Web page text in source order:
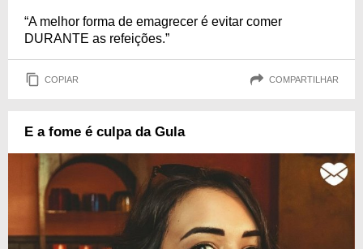
“A melhor forma de emagrecer é evitar comer
DURANTE as refeições.”
COPIAR COMPARTILHAR
E a fome é culpa da Gula